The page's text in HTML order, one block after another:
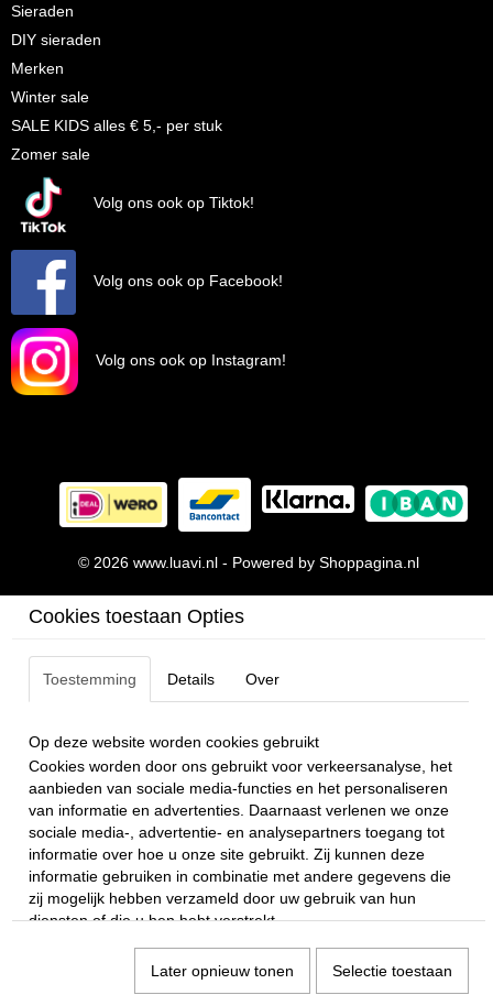
Sieraden
DIY sieraden
Merken
Winter sale
SALE KIDS alles € 5,- per stuk
Zomer sale
Volg ons ook op Tiktok!
Volg ons ook op Facebook!
Volg ons ook op Instagram!
© 2026 www.luavi.nl - Powered by Shoppagina.nl
Cookies toestaan Opties
Toestemming Details Over
Op deze website worden cookies gebruikt
Cookies worden door ons gebruikt voor verkeersanalyse, het
aanbieden van sociale media-functies en het personaliseren
van informatie en advertenties. Daarnaast verlenen we onze
sociale media-, advertentie- en analysepartners toegang tot
informatie over hoe u onze site gebruikt. Zij kunnen deze
informatie gebruiken in combinatie met andere gegevens die
zij mogelijk hebben verzameld door uw gebruik van hun
diensten of die u hen hebt verstrekt.
Later opnieuw tonen Selectie toestaan